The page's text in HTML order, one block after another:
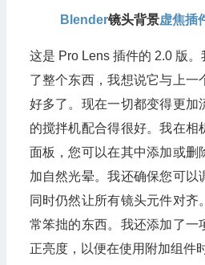
Blender镜头背景虚焦插
这是 Pro Lens 插件的 2.0 版
了整个东西，我想说它与上一
好多了。现在一切都变得更加
的搅拌机配合得很好。我在相
面板，您可以在其中添加或删
加自然光晕。我还确保您可以
同时仍然让所有镜头元件对齐
常笨拙的东西。我还添加了一
正亮度，以便在使用附加组件